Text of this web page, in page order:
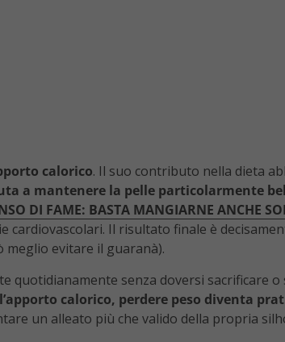
calorico. Il suo contributo nella dieta
a mantenere la pelle particolarmente
DI FAME: BASTA MANGIARNE ANCHE
cardiovascolari. Il risultato finale è
meglio evitare il guaranà).
quotidianamente senza doversi sacrificare o
calorico, perdere peso diventa
un alleato più che valido della propria